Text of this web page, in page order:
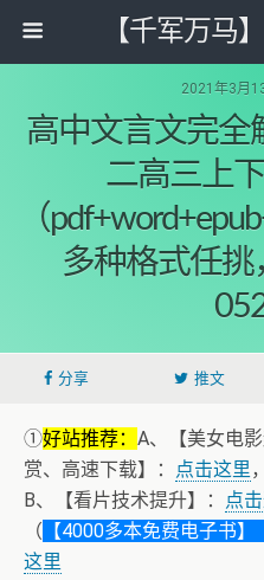
【千军万马
2021年3月
高中文言文完全
二高三上
（
多种格式任挑
分享 推文
①好站推荐： A、【美女电
赏、高速下载】：
点击这里，
B、【看片技术提升】：
点
（ 【4000多本免费电子书】
这里